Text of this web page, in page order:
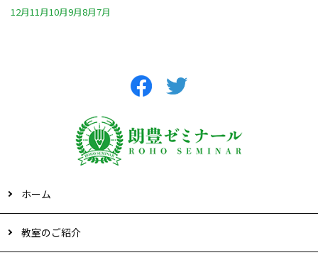
12月11月10月9月8月7月
ホーム
教室のご紹介